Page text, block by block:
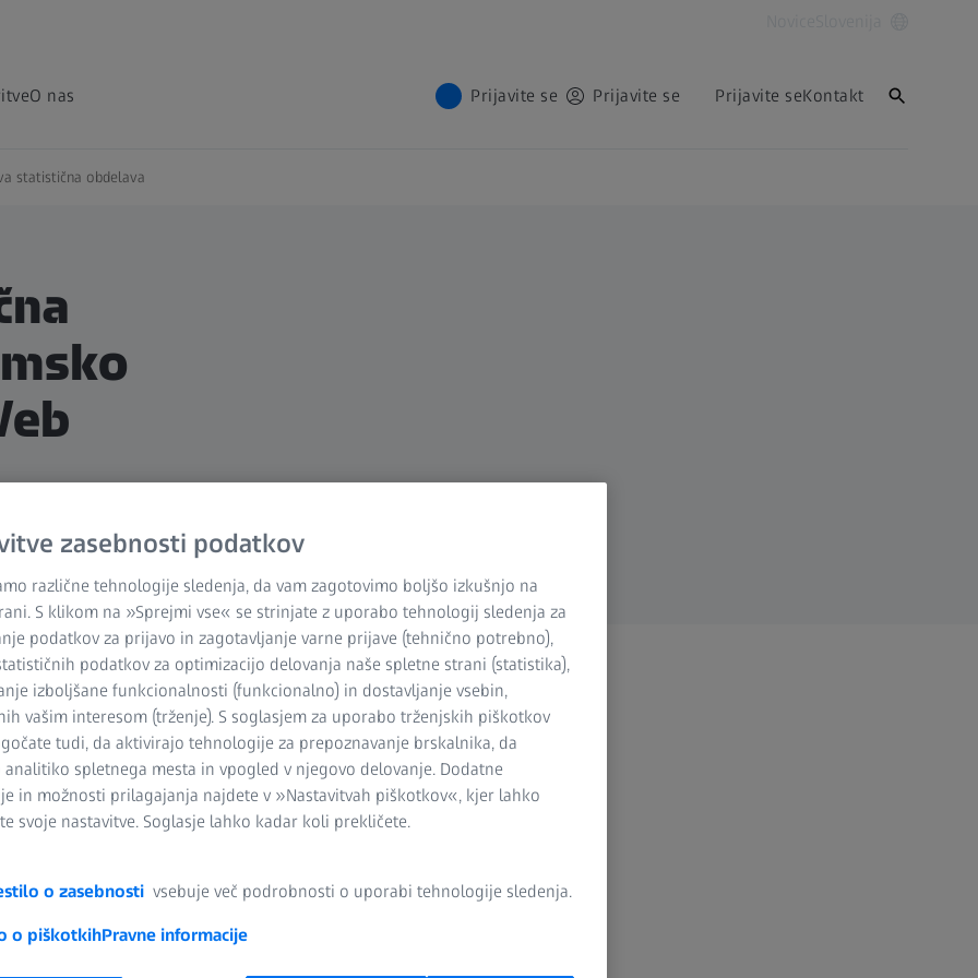
O nas Prijavite se Prijavite se Prijavite seKontakt
statistična obdelava
statističnih podatkov
rezultatov meritev ali proizvodnega procesa: Programska
podatkov, ki vam pomagajo spremljati kakovost
zasebnosti podatkov
različne tehnologije sledenja, da vam zagotovimo boljšo izkušnjo na
S klikom na »Sprejmi vse« se strinjate z uporabo tehnologij sledenja za
podatkov za prijavo in zagotavljanje varne prijave (tehnično potrebno),
podatkov za optimizacijo delovanja naše spletne strani (statistika),
izboljšane funkcionalnosti (funkcionalno) in dostavljanje vsebin,
vašim interesom (trženje). S soglasjem za uporabo trženjskih piškotkov
tudi, da aktivirajo tehnologije za prepoznavanje brskalnika, da
analitiko spletnega mesta in vpogled v njegovo delovanje. Dodatne
in možnosti prilagajanja najdete v »Nastavitvah piškotkov«, kjer lahko
svoje nastavitve. Soglasje lahko kadar koli prekličete.
o zasebnosti vsebuje več podrobnosti o uporabi tehnologije sledenja.
o piškotkihPravne informacije